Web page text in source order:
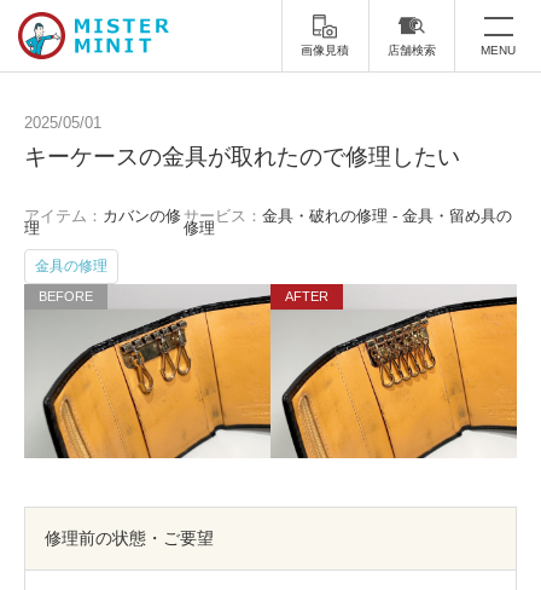
画像見積 店舗検索 MENU
ミスターミニットについて
修理サービス・料金
スーツケース修理
スニーカー修理
カバンの修理 時計修理・電池交換
傘修理 合鍵の作製
包丁研ぎ
2025/05/01
キーケースの金具が取れたので修理したい
アイテム： カバンの修
理
サービス：金具・破れの修理 - 金具・留め具の
修理
金具の修理
修理前の状態・ご要望